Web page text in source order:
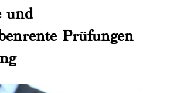
und
Prüfungen